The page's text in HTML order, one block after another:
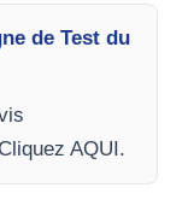
de Test du
AQUI.